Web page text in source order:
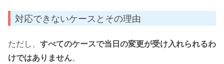
対応できないケースとその理由
ただし、 すべてのケースで当日の変更が受け入れられるわ
けではありません。